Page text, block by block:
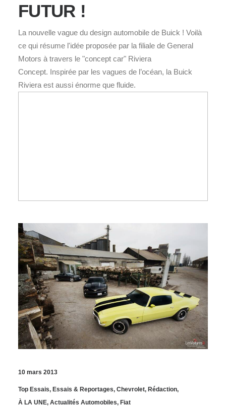
FUTUR !
La nouvelle vague du design automobile de Buick ! Voilà
ce qui résume l'idée proposée par la filiale de General
Motors à travers le "concept car" Riviera
Concept. Inspirée par les vagues de l’océan, la Buick
Riviera est aussi énorme que fluide.
10 mars 2013
Top Essais, Essais & Reportages, Chevrolet, Rédaction,
À LA UNE, Actualités Automobiles, Fiat